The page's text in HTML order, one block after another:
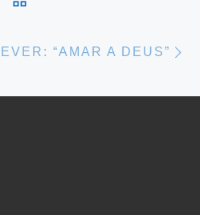
“AMAR A DEUS”